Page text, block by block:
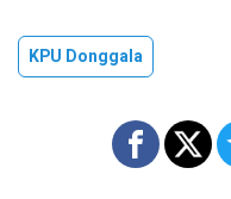
KPU Donggala